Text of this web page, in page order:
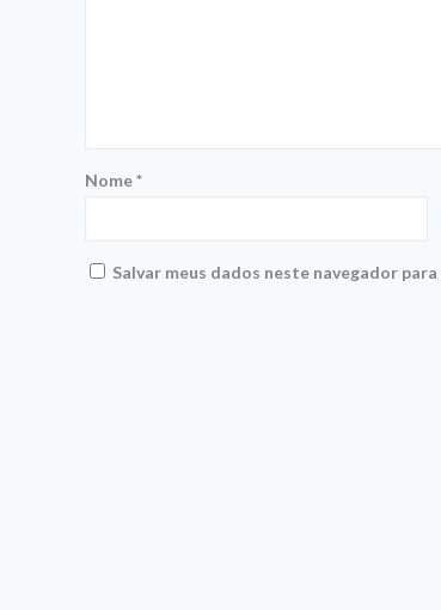
Nome*
Salvar meus dados neste navegador